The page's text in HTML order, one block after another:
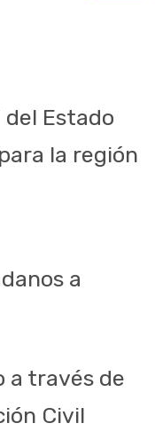
del Estado
la región
a
a través de
Civil